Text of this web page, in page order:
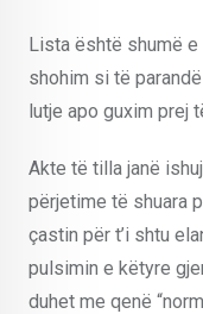
Lista është shumë e
shohim si të
lutje apo guxim prej
Akte të tilla janë
përjetime të shuara
çastin për t’i shtu
pulsimin e këtyre
duhet me qenë